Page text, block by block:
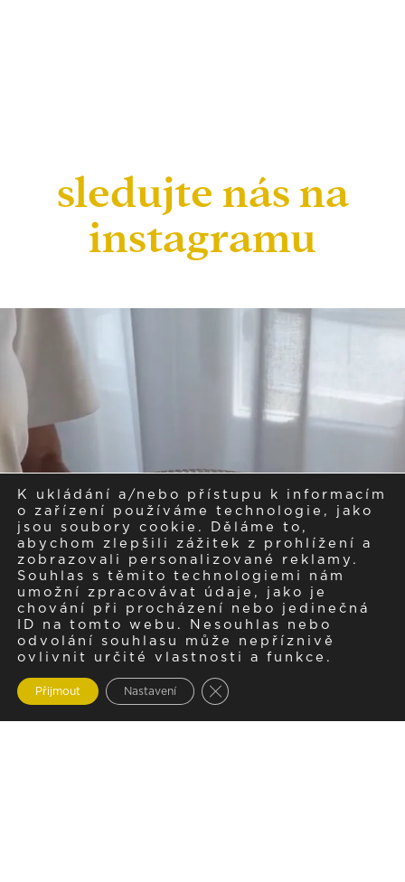
sledujte nás na
instagramu
K ukládání a/nebo přístupu k informacím
o zařízení používáme technologie, jako
jsou soubory cookie. Děláme to,
abychom zlepšili zážitek z prohlížení a
zobrazovali personalizované reklamy.
Souhlas s těmito technologiemi nám
umožní zpracovávat údaje, jako je
chování při procházení nebo jedinečná
ID na tomto webu. Nesouhlas nebo
odvolání souhlasu může nepříznivě
ovlivnit určité vlastnosti a funkce.
Přijmout Nastavení Zavřít cookie lištu GDPR